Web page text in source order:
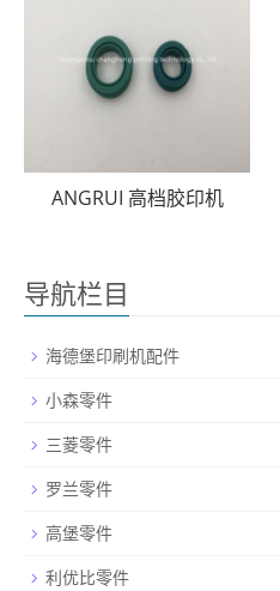
ANGRUI 高档胶印机
导航栏目
海德堡印刷机配件
小森零件
三菱零件
罗兰零件
高堡零件
利优比零件